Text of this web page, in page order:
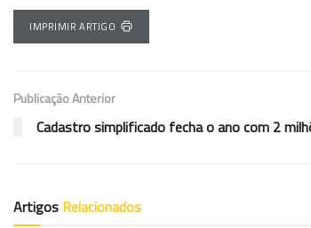
IMPRIMIR ARTIGO
Publicação Anterior
Cadastro simplificado fecha o ano com 2
Artigos Relacionados